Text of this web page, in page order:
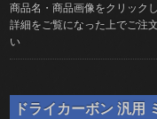
商品名・商品画像をクリック
詳細をご覧になった上でご注
い
ドライカーボン 汎用